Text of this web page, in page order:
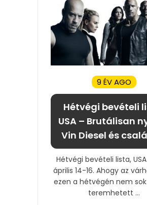
9 ÉV AGO
Hétvégi bevételi
USA – Brutálisan
Vin Diesel és
Hétvégi bevételi lista, USA
április 14-16. Ahogy az
ezen a hétvégén nem
teremhetett ...